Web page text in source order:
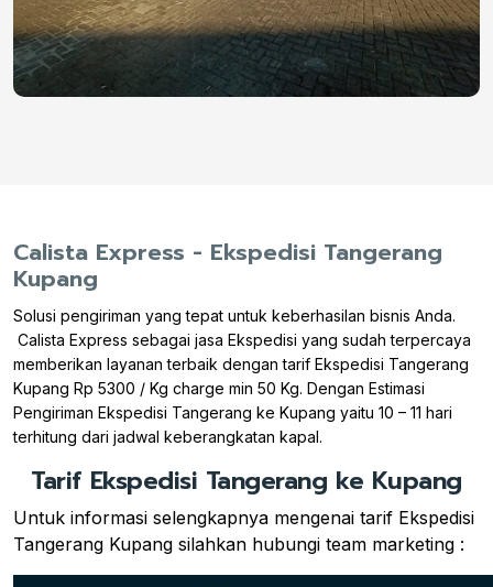
Calista Express - Ekspedisi Tangerang
Kupang
Solusi pengiriman yang tepat untuk keberhasilan bisnis Anda.
Calista Express sebagai jasa Ekspedisi yang sudah terpercaya
memberikan layanan terbaik dengan tarif Ekspedisi Tangerang
Kupang Rp 5300 / Kg charge min 50 Kg. Dengan Estimasi
Pengiriman Ekspedisi Tangerang ke Kupang yaitu 10 – 11 hari
terhitung dari jadwal keberangkatan kapal.
Tarif Ekspedisi Tangerang ke Kupang
Untuk informasi selengkapnya mengenai tarif Ekspedisi
Tangerang Kupang silahkan hubungi team marketing :